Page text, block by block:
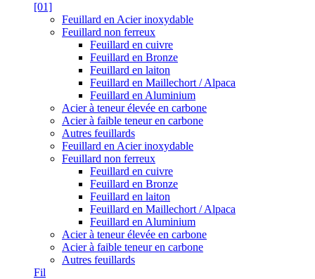
[01]
Feuillard en Acier inoxydable
Feuillard non ferreux
Feuillard en cuivre
Feuillard en Bronze
Feuillard en laiton
Feuillard en Maillechort / Alpaca
Feuillard en Aluminium
Acier à teneur élevée en carbone
Acier à faible teneur en carbone
Autres feuillards
Feuillard en Acier inoxydable
Feuillard non ferreux
Feuillard en cuivre
Feuillard en Bronze
Feuillard en laiton
Feuillard en Maillechort / Alpaca
Feuillard en Aluminium
Acier à teneur élevée en carbone
Acier à faible teneur en carbone
Autres feuillards
Fil